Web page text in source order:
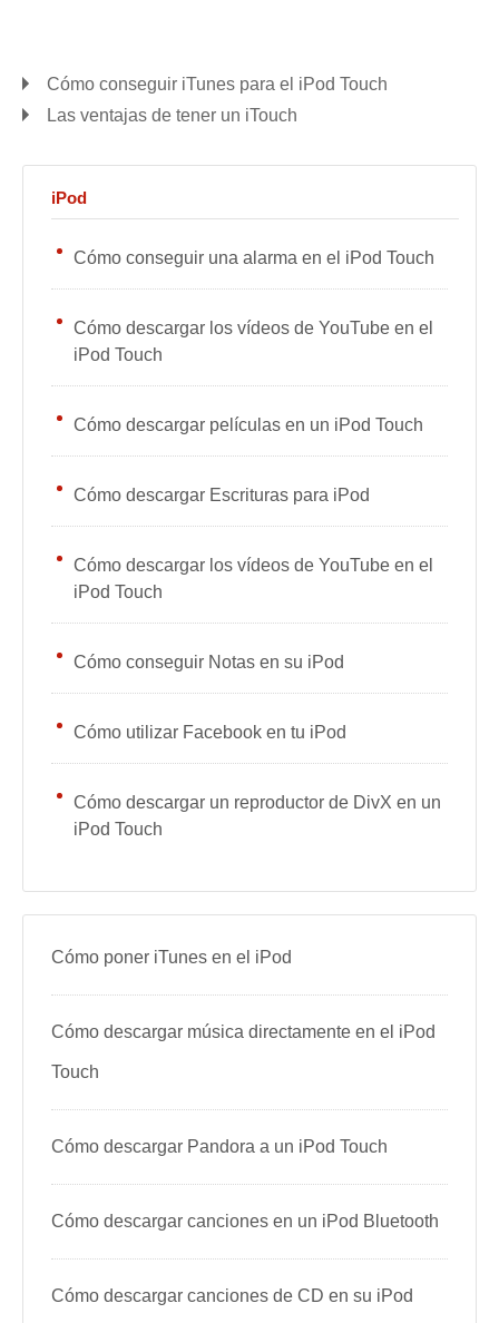
Cómo conseguir iTunes para el iPod Touch
Las ventajas de tener un iTouch
iPod
Cómo conseguir una alarma en el iPod Touch
Cómo descargar los vídeos de YouTube en el
iPod Touch
Cómo descargar películas en un iPod Touch
Cómo descargar Escrituras para iPod
Cómo descargar los vídeos de YouTube en el
iPod Touch
Cómo conseguir Notas en su iPod
Cómo utilizar Facebook en tu iPod
Cómo descargar un reproductor de DivX en un
iPod Touch
Cómo poner iTunes en el iPod
Cómo descargar música directamente en el iPod
Touch
Cómo descargar Pandora a un iPod Touch
Cómo descargar canciones en un iPod Bluetooth
Cómo descargar canciones de CD en su iPod